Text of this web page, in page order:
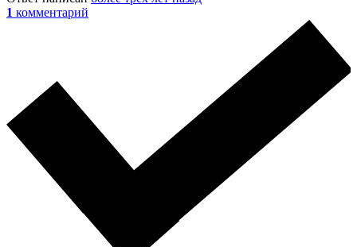
1 комментарий